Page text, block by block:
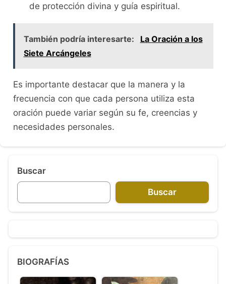
de protección divina y guía espiritual.
También podría interesarte:
La Oración a los
Siete Arcángeles
Es importante destacar que la manera y la
frecuencia con que cada persona utiliza esta
oración puede variar según su fe, creencias y
necesidades personales.
Buscar
Buscar
BIOGRAFÍAS